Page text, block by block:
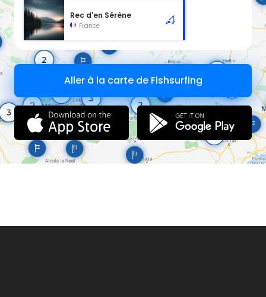
Rec d'en Sérène
France
Aller à la carte de Fishsurfing